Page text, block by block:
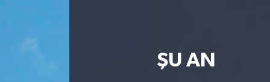
ŞU AN